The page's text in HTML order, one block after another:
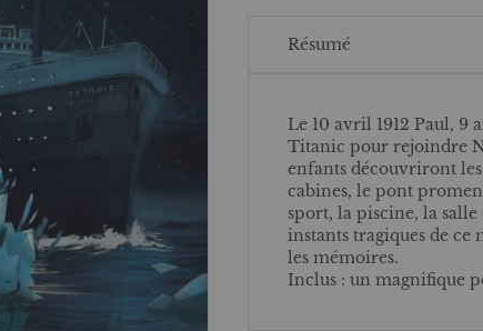
Résumé
Le 10 avril 1912 Paul, 9
Titanic pour rejoindre
enfants découvriront
cabines, le pont
sport, la piscine, la
instants tragiques de ce
les mémoires.
Inclus : un magnifique